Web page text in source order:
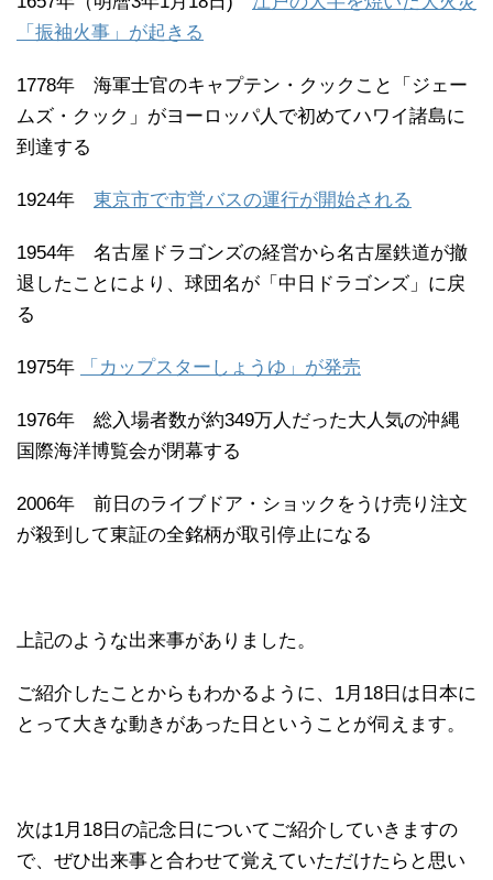
「振袖火事」が起きる
1778年 海軍士官のキャプテン・クックこと「ジェー
ムズ・クック」がヨーロッパ人で初めてハワイ諸島に
到達する
1924年 東京市で市営バスの運行が開始される
1954年 名古屋ドラゴンズの経営から名古屋鉄道が撤
退したことにより、球団名が「中日ドラゴンズ」に戻
る
1975年 「カップスターしょうゆ」が発売
1976年 総入場者数が約349万人だった大人気の沖縄
国際海洋博覧会が閉幕する
2006年 前日のライブドア・ショックをうけ売り注文
が殺到して東証の全銘柄が取引停止になる
上記のような出来事がありました。
ご紹介したことからもわかるように、1月18日は日本に
とって大きな動きがあった日ということが伺えます。
次は1月18日の記念日についてご紹介していきますの
で、ぜひ出来事と合わせて覚えていただけたらと思い